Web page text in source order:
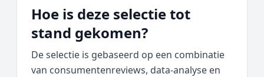
Hoe is deze selectie tot
stand gekomen?
De selectie is gebaseerd op een combinatie
van consumentenreviews, data‑analyse en